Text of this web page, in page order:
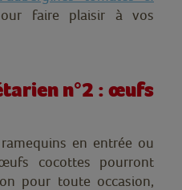
faire plaisir à vos
n°2 : œufs
en entrée ou
cocottes pourront
pour toute occasion,